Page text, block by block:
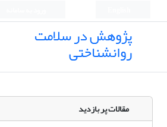
پژوهش در سلامت
روانشناختی
مقالات پر بازدید